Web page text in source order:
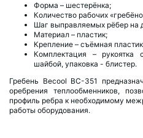
Форма – шестерёнка;
Количество рабочих
Шаг выправляемых рёбер на
Материал – пластик;
Крепление – съёмная
Комплектация – рукоятка
шайбой, упаковка - блистер.
Гребень Becool BC-351
оребрения теплообменников,
профиль ребра к необходимому
работы оборудования.